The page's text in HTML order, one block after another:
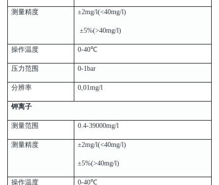
测量精度 ±2mg/l(<40mg/l)
±5%(>40mg/l)
操作温度 0-40℃
压力范围 0-1bar
分辨率 0,01mg/l
钾离子
测量范围 0.4-39000mg/l
测量精度 ±2mg/l(<40mg/l)
±5%(>40mg/l)
操作温度 0-40℃